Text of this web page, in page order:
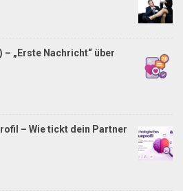
„Erste Nachricht“ über
– Wie tickt dein Partner